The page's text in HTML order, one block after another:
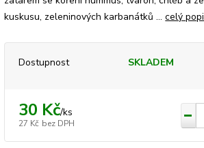
kuskusu, zeleninových karbanátků ...celý
Dostupnost SKLADEM
30 Kč/ks
27 Kč bez DPH